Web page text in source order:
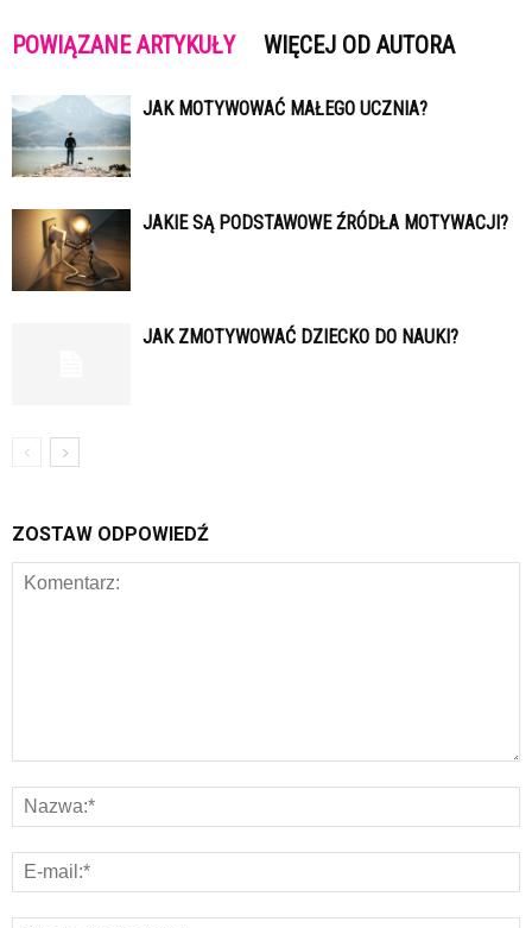
POWIĄZANE ARTYKUŁY WIĘCEJ OD AUTORA
JAK MOTYWOWAĆ MAŁEGO UCZNIA?
JAKIE SĄ PODSTAWOWE ŹRÓDŁA MOTYWACJI?
JAK ZMOTYWOWAĆ DZIECKO DO NAUKI?
ZOSTAW ODPOWIEDŹ